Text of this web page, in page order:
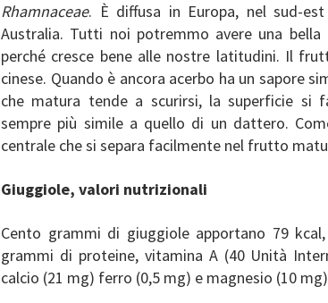
Rhamnaceae. È diffusa in Europa, nel sud-
Australia. Tutti noi potremmo avere una
perché cresce bene alle nostre latitudini. Il
cinese. Quando è ancora acerbo ha un sapore
che matura tende a scurirsi, la superficie si
sempre più simile a quello di un dattero.
centrale che si separa facilmente nel frutto
Giuggiole, valori nutrizionali
Cento grammi di giuggiole apportano 79
grammi di proteine, vitamina A (40 Unità
calcio (21 mg) ferro (0,5 mg) e magnesio (10